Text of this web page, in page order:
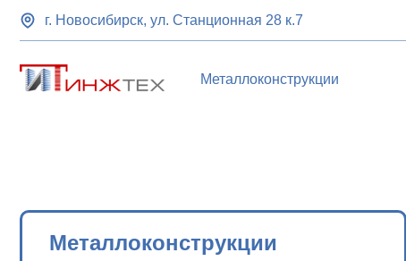
г. Новосибирск, ул. Станционная 28 к.7
Металлоконструкции
Металлоконструкции